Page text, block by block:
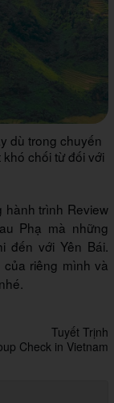
dù trong chuyến
chối từ đối với
hành trình Review
Phạ mà những
đến với Yên Bái.
riêng mình và
Tuyết Trịnh
Check in Vietnam